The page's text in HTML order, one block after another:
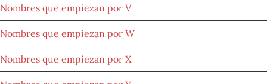
Nombres que empiezan por V
Nombres que empiezan por W
Nombres que empiezan por X